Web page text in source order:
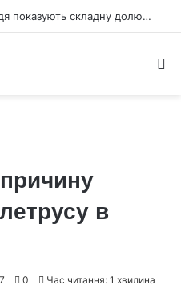
Відновлені припливні угіддя показують складну долю вуглецю
в
0 Час читання: 1 хвилина